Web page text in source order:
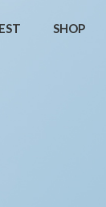
SHOP